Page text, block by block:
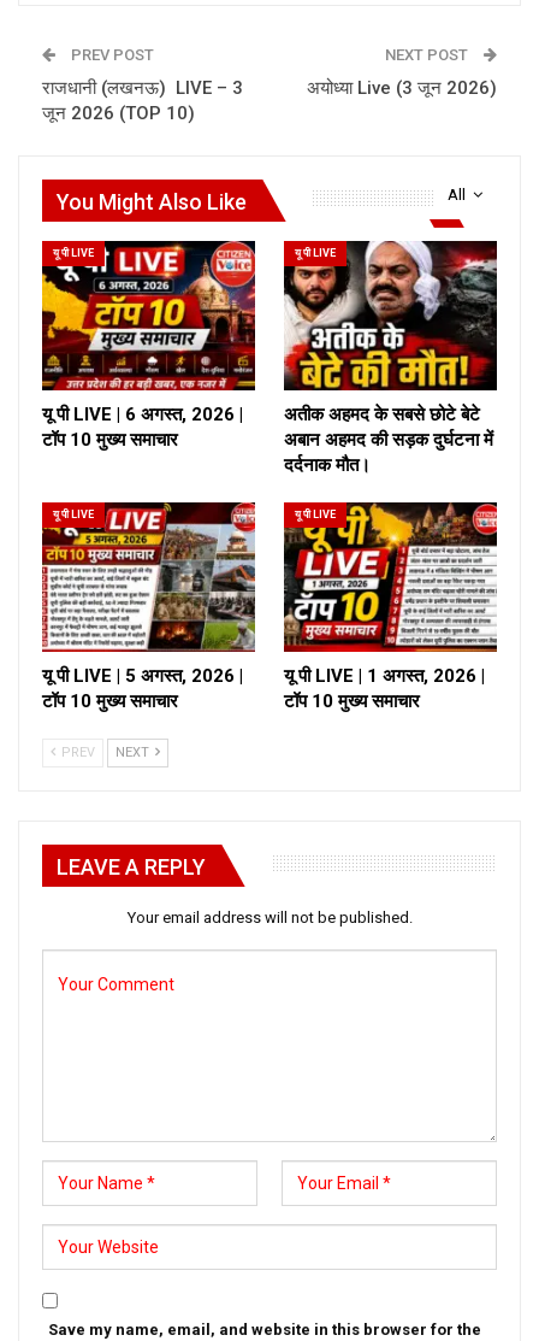
PREV POST
राजधानी (लखनऊ) LIVE – 3
जून 2026 (TOP 10)
NEXT POST
अयोध्या Live (3 जून 2026)
All
You Might Also Like
यू पी LIVE
यू पी LIVE | 6 अगस्त, 2026 |
टॉप 10 मुख्य समाचार
यू पी LIVE
अतीक अहमद के सबसे छोटे बेटे
अबान अहमद की सड़क दुर्घटना में
दर्दनाक मौत।
यू पी LIVE
यू पी LIVE | 5 अगस्त, 2026 |
टॉप 10 मुख्य समाचार
यू पी LIVE
यू पी LIVE | 1 अगस्त, 2026 |
टॉप 10 मुख्य समाचार
PREV NEXT
LEAVE A REPLY
Your email address will not be published.
Save my name, email, and website in this browser for the